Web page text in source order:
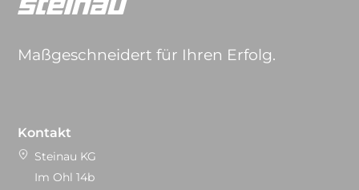
Maßgeschneidert für Ihren Erfolg.
Kontakt
Steinau KG
Im Ohl 14b